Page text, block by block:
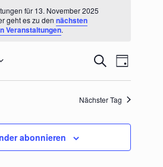
für 13. November 2025
geht es zu den nächsten
Veranstaltungen.
Veranstaltungen
Suche
und
Navigation
Suche
Ansichten-
Navigation
Tag
Nächster Tag
abonnieren